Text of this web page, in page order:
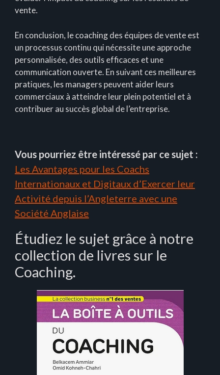
vente.
En conclusion, le coaching des équipes de vente est
un processus continu qui nécessite une approche
personnalisée, des outils efficaces et une
communication ouverte. En suivant ces meilleures
pratiques, les managers peuvent aider leurs
commerciaux à atteindre leur plein potentiel et à
contribuer au succès global de l’entreprise.
Vous pourriez être intéressé par ce sujet :
Les Avantages pour les Coachs
Internationaux et Digitaux d’Exercer leur
Activité depuis l’Angleterre avec une
Société Anglaise
Étudiez le sujet grâce à notre
collection de livres sur le
Coaching.